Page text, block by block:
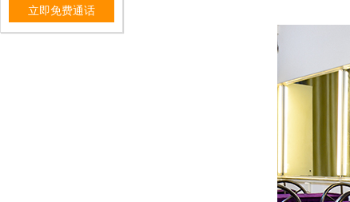
立即免费通话